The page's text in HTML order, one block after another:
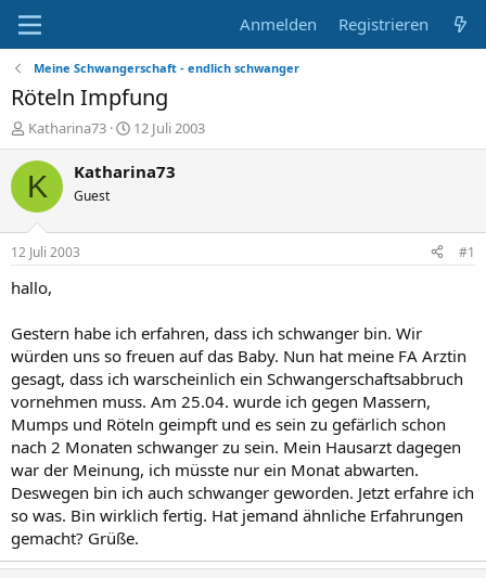
Anmelden Registrieren
Meine Schwangerschaft - endlich schwanger
Röteln Impfung
E
r
s
e
r
Katharina73
E
r
s
t
12 Juli 2003
K Katharina73
Guest
12 Juli 2003 #1
hallo,
Gestern habe ich erfahren, dass ich schwanger bin. Wir
würden uns so freuen auf das Baby. Nun hat meine FA Arztin
gesagt, dass ich warscheinlich ein Schwangerschaftsabbruch
vornehmen muss. Am 25.04. wurde ich gegen Massern,
Mumps und Röteln geimpft und es sein zu gefärlich schon
nach 2 Monaten schwanger zu sein. Mein Hausarzt dagegen
war der Meinung, ich müsste nur ein Monat abwarten.
Deswegen bin ich auch schwanger geworden. Jetzt erfahre ich
so was. Bin wirklich fertig. Hat jemand ähnliche Erfahrungen
gemacht? Grüße.